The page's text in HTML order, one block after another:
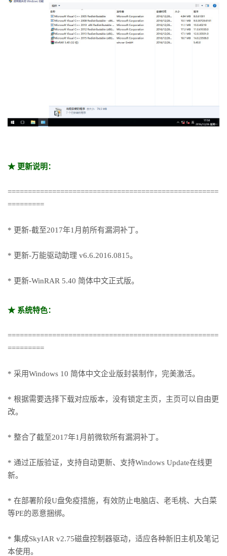
★ 更新说明：
====================================================
=========
* 更新-截至2017年1月前所有漏洞补丁。
* 更新-万能驱动助理 v6.6.2016.0815。
* 更新-WinRAR 5.40 简体中文正式版。
★ 系统特色：
====================================================
=========
* 采用Windows 10 简体中文企业版封装制作，完美激活。
* 根据需要选择下载对应版本，没有锁定主页，主页可以自由更
改。
* 整合了截至2017年1月前微软所有漏洞补丁。
* 通过正版验证，支持自动更新、支持Windows Update在线更
新。
* 在部署阶段U盘免疫措施，有效防止电脑店、老毛桃、大白菜
等PE的恶意捆绑。
* 集成SkyIAR v2.75磁盘控制器驱动，适应各种新旧主机及笔记
本使用。